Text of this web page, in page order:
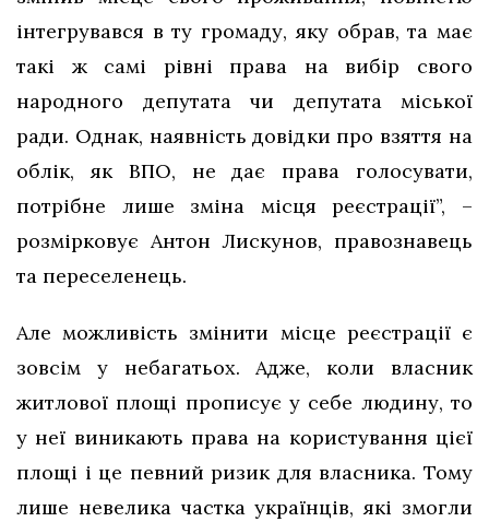
інтегрувався в ту громаду, яку обрав, та має
такі ж самі рівні права на вибір свого
народного депутата чи депутата міської
ради. Однак, наявність довідки про взяття на
облік, як ВПО, не дає права голосувати,
потрібне лише зміна місця реєстрації”, –
розмірковує Антон Лискунов, правознавець
та переселенець.
Але можливість змінити місце реєстрації є
зовсім у небагатьох. Адже, коли власник
житлової площі прописує у себе людину, то
у неї виникають права на користування цієї
площі і це певний ризик для власника. Тому
лише невелика частка українців, які змогли